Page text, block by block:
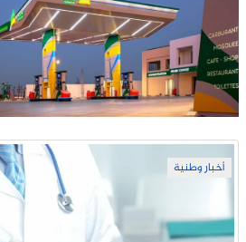
أخبار وطنية